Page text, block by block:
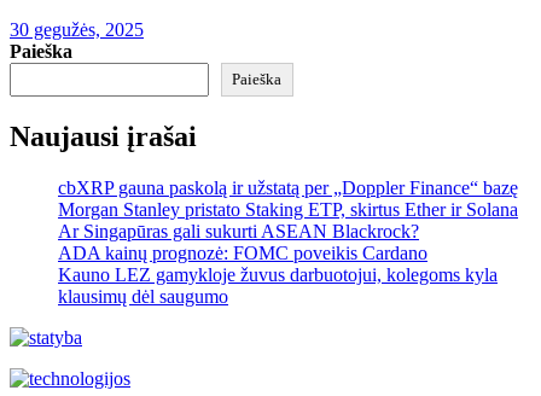
30 gegužės, 2025
Paieška
Paieška
Naujausi įrašai
cbXRP gauna paskolą ir užstatą per „Doppler Finance“ bazę
Morgan Stanley pristato Staking ETP, skirtus Ether ir Solana
Ar Singapūras gali sukurti ASEAN Blackrock?
ADA kainų prognozė: FOMC poveikis Cardano
Kauno LEZ gamykloje žuvus darbuotojui, kolegoms kyla
klausimų dėl saugumo